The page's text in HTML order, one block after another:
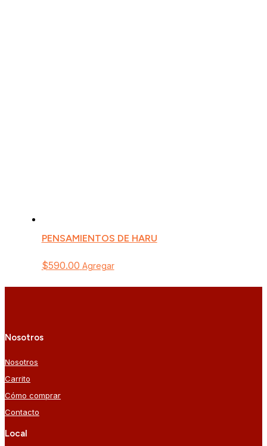
PENSAMIENTOS DE HARU
$590.00 Agregar
Nosotros
Nosotros
Carrito
Cómo comprar
Contacto
Local